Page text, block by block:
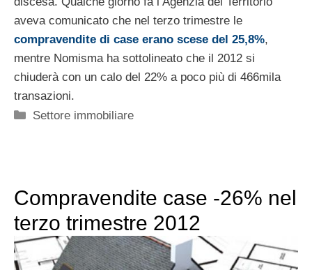
aveva comunicato che nel terzo trimestre le
compravendite di case erano scese del 25,8%,
mentre Nomisma ha sottolineato che il 2012 si
chiuderà con un calo del 22% a poco più di 466mila
transazioni.
Categorie
Settore immobiliare
Compravendite case -26% nel
terzo trimestre 2012